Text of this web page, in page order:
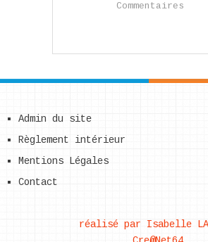
Commentaires
Admin du site
Règlement intérieur
Mentions Légales
Contact
réalisé par Isabelle